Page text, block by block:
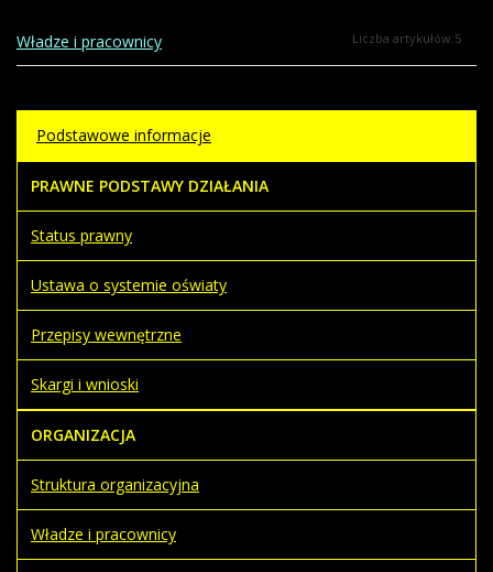
Władze i pracownicy Liczba artykułów:5
Podstawowe informacje
PRAWNE PODSTAWY DZIAŁANIA
Status prawny
Ustawa o systemie oświaty
Przepisy wewnętrzne
Skargi i wnioski
ORGANIZACJA
Struktura organizacyjna
Władze i pracownicy